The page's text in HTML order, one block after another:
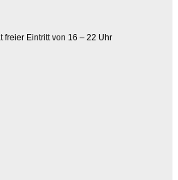
freier Eintritt von 16 – 22 Uhr